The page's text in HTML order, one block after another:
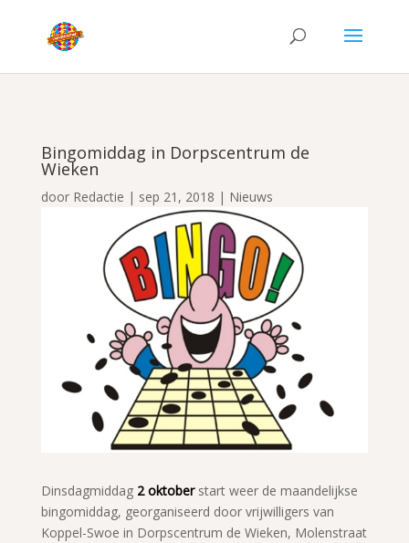
Bingomiddag in Dorpscentrum de
Wieken
door Redactie | sep 21, 2018 | Nieuws
Dinsdagmiddag 2 oktoberstart weer de maandelijkse
bingomiddag, georganiseerd door vrijwilligers van
Koppel-Swoe in Dorpscentrum de Wieken, Molenstraat